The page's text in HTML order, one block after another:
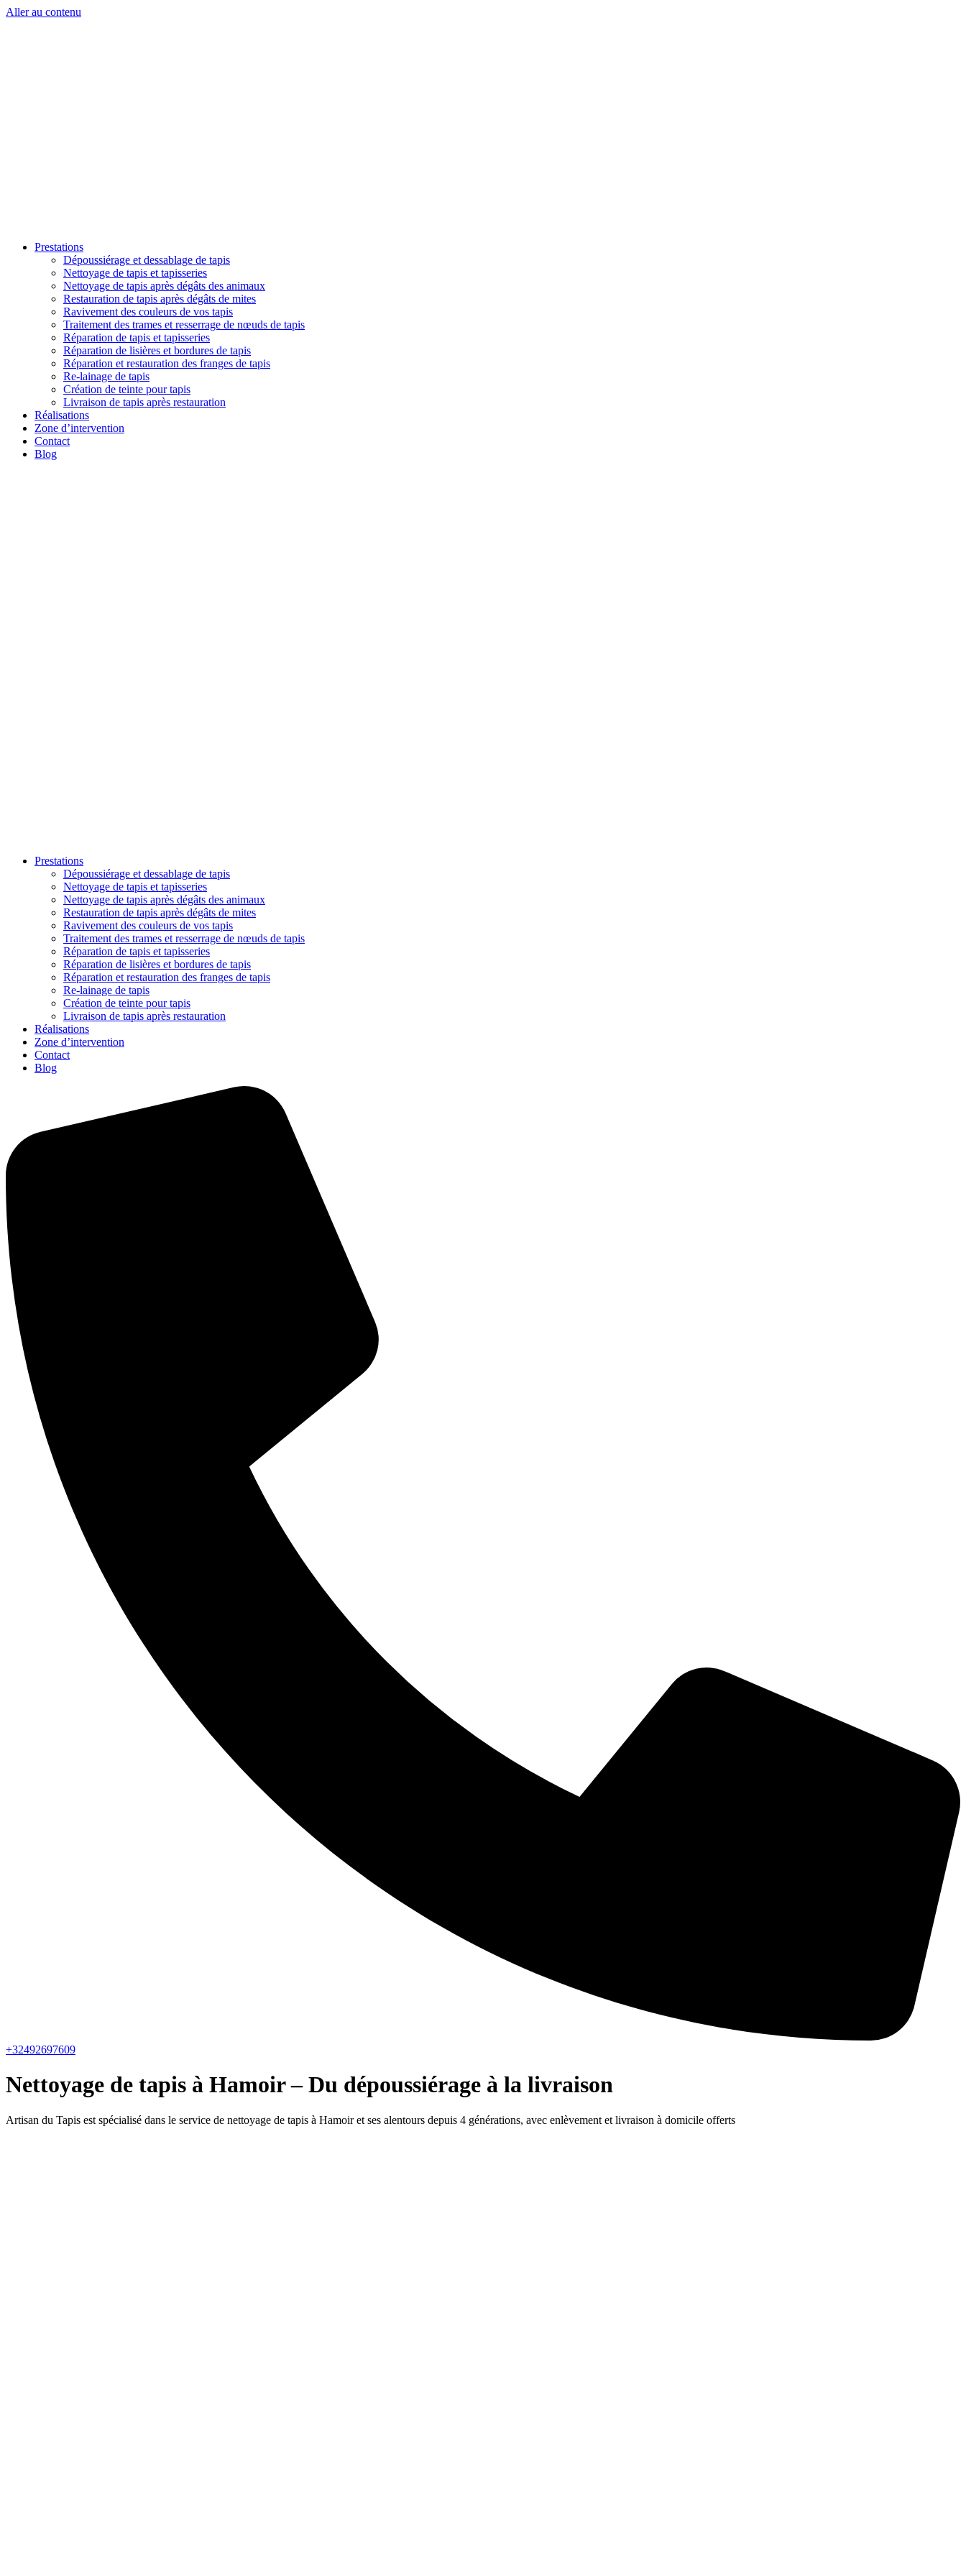
Aller au contenu
Prestations
Dépoussiérage et dessablage de tapis
Nettoyage de tapis et tapisseries
Nettoyage de tapis après dégâts des animaux
Restauration de tapis après dégâts de mites
Ravivement des couleurs de vos tapis
Traitement des trames et resserrage de nœuds de tapis
Réparation de tapis et tapisseries
Réparation de lisières et bordures de tapis
Réparation et restauration des franges de tapis
Re-lainage de tapis
Création de teinte pour tapis
Livraison de tapis après restauration
Réalisations
Zone d’intervention
Contact
Blog
Prestations
Dépoussiérage et dessablage de tapis
Nettoyage de tapis et tapisseries
Nettoyage de tapis après dégâts des animaux
Restauration de tapis après dégâts de mites
Ravivement des couleurs de vos tapis
Traitement des trames et resserrage de nœuds de tapis
Réparation de tapis et tapisseries
Réparation de lisières et bordures de tapis
Réparation et restauration des franges de tapis
Re-lainage de tapis
Création de teinte pour tapis
Livraison de tapis après restauration
Réalisations
Zone d’intervention
Contact
Blog
+32492697609
Nettoyage de tapis à Hamoir – Du dépoussiérage à la livraison
Artisan du Tapis est spécialisé dans le service de nettoyage de tapis à Hamoir et ses alentours depuis 4 générations, avec enlèvement et livraison à domicile offerts